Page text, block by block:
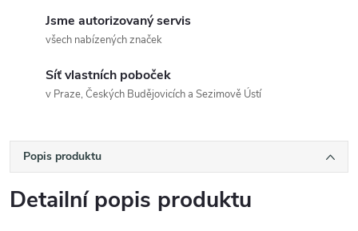
Jsme autorizovaný servis
všech nabízených značek
Síť vlastních poboček
v Praze, Českých Budějovicích a Sezimově Ústí
Popis produktu
Detailní popis produktu